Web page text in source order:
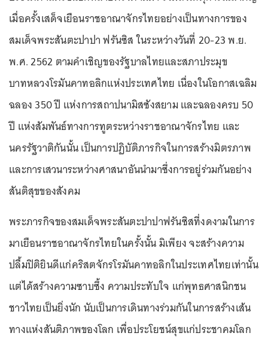
เมื่อครั้งเสด็จเยือนราชอาณาจักรไทยอย่างเป็นทางการของ
สมเด็จพระสันตะปาปา ฟรันซิส ในระหว่างวันที่ 20-23 พ.ย.
พ.ศ. 2562 ตามคำเชิญของรัฐบาลไทยและสภาประมุข
บาทหลวงโรมันคาทอลิกแห่งประเทศไทย เนื่องในโอกาสเฉลิม
ฉลอง 350 ปี แห่งการสถาปนามิสซังสยาม และฉลองครบ 50
ปี แห่งสัมพันธ์ทางการทูตระหว่างราชอาณาจักรไทย และ
นครรัฐวาติกันนั้น เป็นการปฏิบัติภารกิจในการสร้างมิตรภาพ
และการเสวนาระหว่างศาสนาอันนำมาซึ่งการอยู่ร่วมกันอย่าง
สันติสุขของสังคม
พระภารกิจของสมเด็จพระสันตะปาปาฟรันซิสที่งดงามในการ
มาเยือนราชอาณาจักรไทยในครั้งนั้น มิเพียง จะสร้างความ
ปลื้มปิติยินดีแก่คริสตจักรโรมันคาทอลิกในประเทศไทยเท่านั้น
แต่ได้สร้างความซาบซึ้ง ความประทับใจ แก่พุทธศาสนิกชน
ชาวไทยเป็นยิ่งนัก นับเป็นการเดินทางร่วมกันในการสร้างเส้น
ทางแห่งสันติภาพของโลก เพื่อประโยชน์สุขแก่ประชาคมโลก